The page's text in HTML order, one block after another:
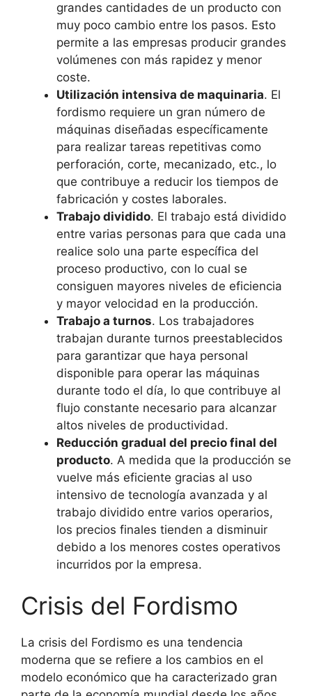
grandes cantidades de un producto con
muy poco cambio entre los pasos. Esto
permite a las empresas producir grandes
volúmenes con más rapidez y menor
coste.
Utilización intensiva de maquinaria. El
fordismo requiere un gran número de
máquinas diseñadas específicamente
para realizar tareas repetitivas como
perforación, corte, mecanizado, etc., lo
que contribuye a reducir los tiempos de
fabricación y costes laborales.
Trabajo dividido. El trabajo está dividido
entre varias personas para que cada una
realice solo una parte específica del
proceso productivo, con lo cual se
consiguen mayores niveles de eficiencia
y mayor velocidad en la producción.
Trabajo a turnos. Los trabajadores
trabajan durante turnos preestablecidos
para garantizar que haya personal
disponible para operar las máquinas
durante todo el día, lo que contribuye al
flujo constante necesario para alcanzar
altos niveles de productividad.
Reducción gradual del precio final del
producto. A medida que la producción se
vuelve más eficiente gracias al uso
intensivo de tecnología avanzada y al
trabajo dividido entre varios operarios,
los precios finales tienden a disminuir
debido a los menores costes operativos
incurridos por la empresa.
Crisis del Fordismo
La crisis del Fordismo es una tendencia
moderna que se refiere a los cambios en el
modelo económico que ha caracterizado gran